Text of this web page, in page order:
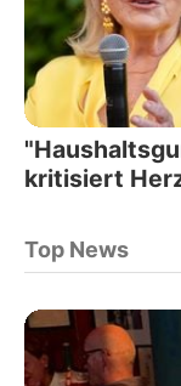
kritisiert
Top News